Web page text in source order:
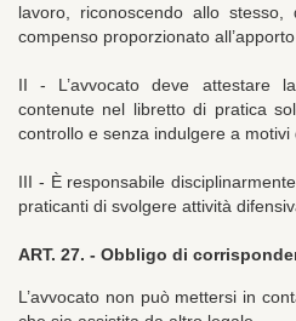
lavoro, riconoscendo allo
compenso proporzionato
II - L’avvocato deve attestare
contenute nel libretto di pratica
controllo e senza indulgere a motivi
III - È responsabile
praticanti di svolgere attività
ART. 27. - Obbligo di
L’avvocato non può mettersi in